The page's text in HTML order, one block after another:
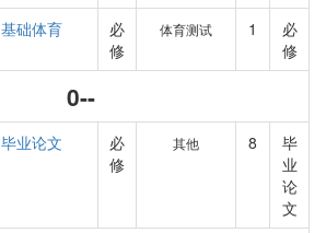
基础体育
必
修
体育测试 1
必
修
0--
毕业论文
必
修
其他 8
毕
业
论
文